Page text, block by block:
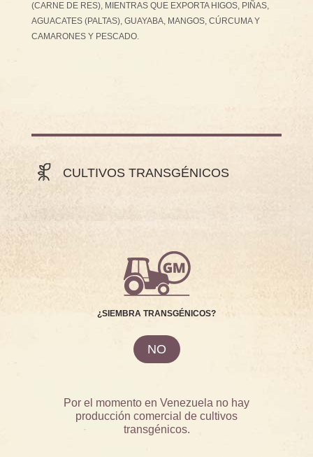
(CARNE DE RES), MIENTRAS QUE EXPORTA HIGOS, PIÑAS,
AGUACATES (PALTAS), GUAYABA, MANGOS, CÚRCUMA Y
CAMARONES Y PESCADO.
CULTIVOS TRANSGÉNICOS
¿SIEMBRA TRANSGÉNICOS?
NO
Por el momento en Venezuela no hay
producción comercial de cultivos
transgénicos.